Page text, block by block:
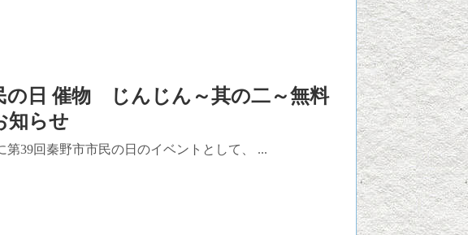
の日 催物 じんじん～其の二～無料
知らせ
第39回秦野市市民の日のイベントとして、 ...